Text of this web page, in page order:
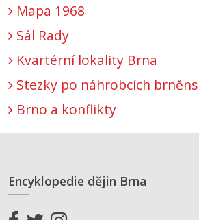
Mapa 1968
Sál Rady
Kvartérní lokality Brna
Stezky po náhrobcích
Brno a konflikty
Encyklopedie dějin Brna